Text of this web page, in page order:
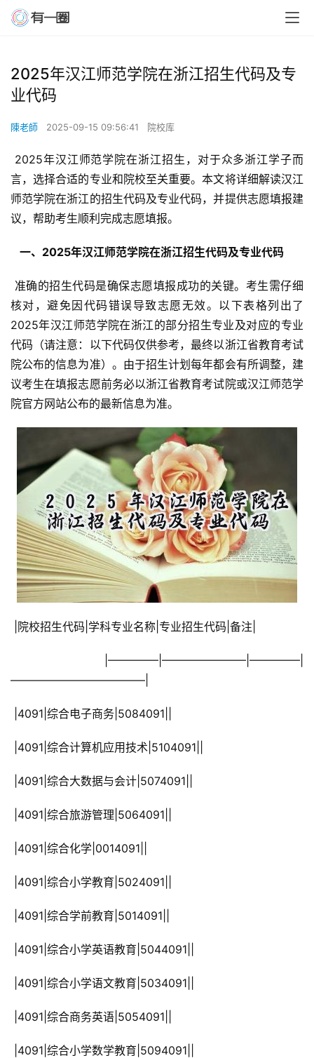
2025年汉江师范学院在浙江招生代码及专
业代码
陳老師 2025-09-15 09:56:41 院校库
言，选择合适的专业和院校至关重要。本文将详细解读汉江
师范学院在浙江的招生代码及专业代码，并提供志愿填报建
议，帮助考生顺利完成志愿填报。
  一、2025年汉江师范学院在浙江招生代码及专业代码
核对，避免因代码错误导致志愿无效。以下表格列出了
2025年汉江师范学院在浙江的部分招生专业及对应的专业
代码（请注意：以下代码仅供参考，最终以浙江省教育考试
院公布的信息为准）。由于招生计划每年都会有所调整，建
议考生在填报志愿前务必以浙江省教育考试院或汉江师范学
院官方网站公布的最新信息为准。
|院校招生代码|学科专业名称|专业招生代码|备注|
————————————|
|4091|综合电子商务|5084091||
|4091|综合计算机应用技术|5104091||
|4091|综合大数据与会计|5074091||
|4091|综合旅游管理|5064091||
|4091|综合化学|0014091||
|4091|综合小学教育|5024091||
|4091|综合学前教育|5014091||
|4091|综合小学英语教育|5044091||
|4091|综合小学语文教育|5034091||
|4091|综合商务英语|5054091||
|4091|综合小学数学教育|5094091||